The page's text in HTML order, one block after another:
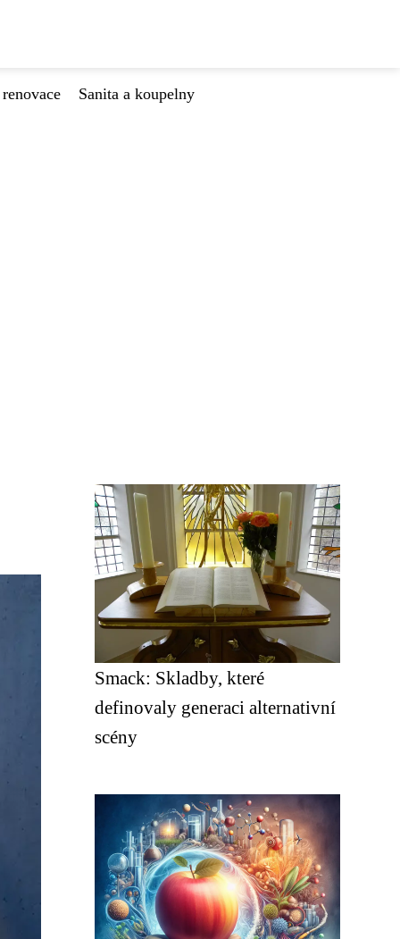
Sanita a koupelny
Smack: Skladby, které
definovaly generaci alternativní
scény